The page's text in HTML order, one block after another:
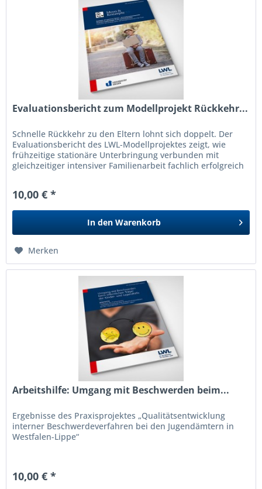
Evaluationsbericht zum Modellprojekt Rückkehr...
Schnelle Rückkehr zu den Eltern lohnt sich doppelt. Der
Evaluationsbericht des LWL-Modellprojektes zeigt, wie
frühzeitige stationäre Unterbringung verbunden mit
gleichzeitiger intensiver Familienarbeit fachlich erfolgreich
10,00 € *
In den Warenkorb
Merken
Arbeitshilfe: Umgang mit Beschwerden beim...
Ergebnisse des Praxisprojektes „Qualitätsentwicklung
interner Beschwerdeverfahren bei den Jugendämtern in
Westfalen-Lippe“
10,00 € *